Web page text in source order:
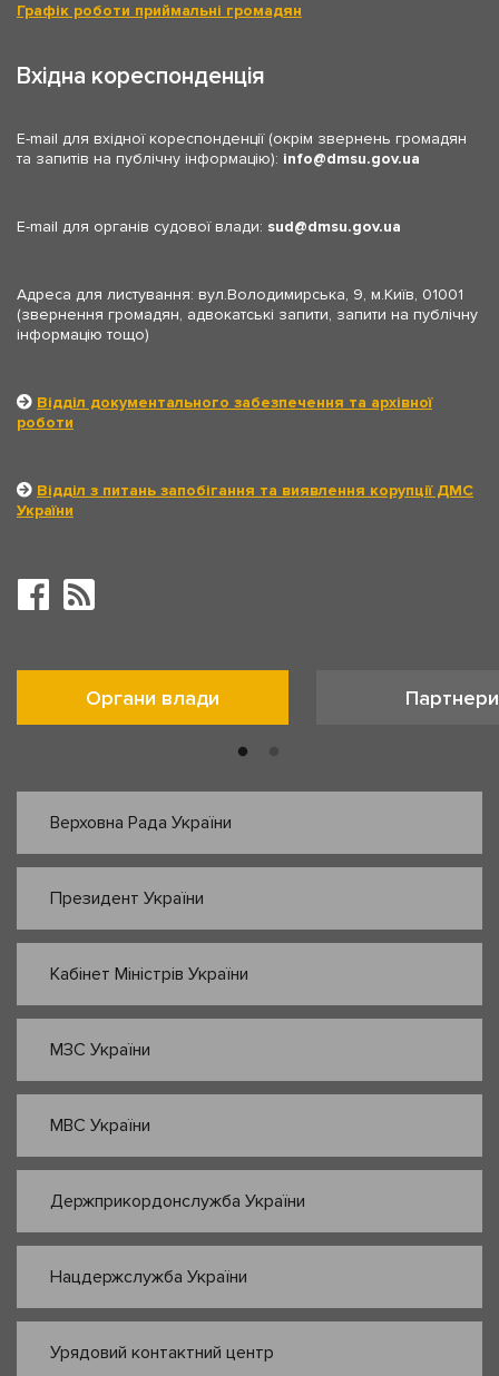
Графік роботи приймальні громадян
Вхідна кореспонденція
E-mail для вхідної кореспонденції (окрім звернень громадян
та запитів на публічну інформацію): info dmsu.gov.ua
E-mail для органів судової влади: sud dmsu.gov.ua
Адреса для листування: вул.Володимирська, 9, м.Київ, 01001
(звернення громадян, адвокатські запити, запити на публічну
інформацію тощо)
Відділ документального забезпечення та архівної
роботи
Відділ з питань запобігання та виявлення корупції ДМС
України
Органи влади Партнери
Верховна Рада України
Президент України
Кабінет Міністрів України
МЗС України
МВС України
Держприкордонслужба України
Нацдержслужба України
Урядовий контактний центр